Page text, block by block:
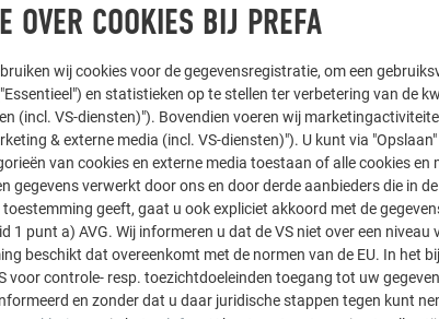
gebeurtenis die voor een korte duur op onze
aan, die eveneens worden opgeslagen. Deze
protocollen van alle of van bepaalde processen en
worden de zogeheten sessiecookies meteen gewist.
verwijderd. De maximale looptijd van de cookies van
24 maanden.
cookies worden gebruikt, kunt u de acceptatie
beperken. Let er echter op dat delen van onze
OVER COOKIES BIJ PREFA
wij cookies voor de gegevensregistratie, om een
en statistieken op te stellen ter verbetering van de
(incl. VS-diensten)"). Bovendien voeren wij
& externe media (incl. VS-diensten)"). U kunt via
van cookies en externe media toestaan of alle cookies en
gegevens verwerkt door ons en door derde aanbieders die in
toestemming geeft, gaat u ook expliciet akkoord met de
1 punt a) AVG. Wij informeren u dat de VS niet over een niveau
beschikt dat overeenkomt met de normen van de EU. In het
voor controle- resp. toezichtdoeleinden toegang tot uw
en zonder dat u daar juridische stappen tegen kunt